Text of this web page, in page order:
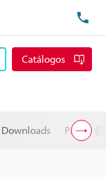
Catálogos
Downloads Preço